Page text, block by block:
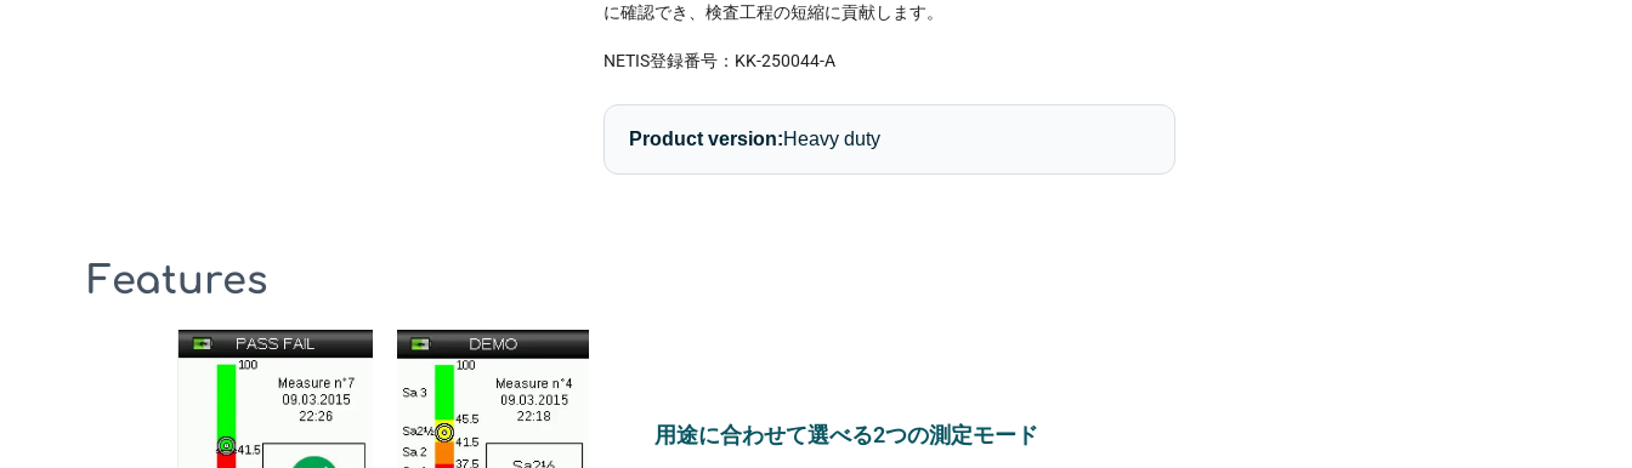
に確認でき、検査工程の短縮に貢献します。
NETIS登録番号：KK-250044-A
Product version:Heavy duty
Features
用途に合わせて選べる2つの測定モード